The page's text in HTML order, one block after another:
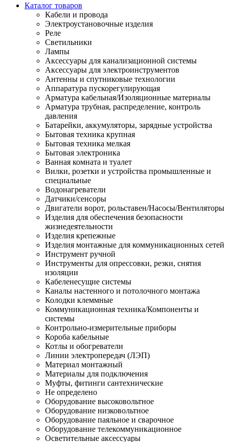
Каталог товаров
Кабели и провода
Электроустановочные изделия
Реле
Светильники
Лампы
Аксессуары для канализационной системы
Аксессуары для электроинструментов
Антенны и спутниковые технологии
Аппаратура пускорегулирующая
Арматура кабельная/Изоляционные материалы
Арматура трубная, распределение, контроль
давления
Батарейки, аккумуляторы, зарядные устройства
Бытовая техника крупная
Бытовая техника мелкая
Бытовая электроника
Ванная комната и туалет
Вилки, розетки и устройства промышленные и
специальные
Водонагреватели
Датчики/сенсоры
Двигатели ворот, рольставен/Насосы/Вентиляторы
Изделия для обеспечения безопасности
жизнедеятельности
Изделия крепежные
Изделия монтажные для коммуникационных сетей
Инструмент ручной
Инструменты для опрессовки, резки, снятия
изоляции
Кабеленесущие системы
Каналы настенного и потолочного монтажа
Колодки клеммные
Коммуникационная техника/Компоненты и
системы
Контрольно-измерительные приборы
Короба кабельные
Котлы и обогреватели
Линии электропередач (ЛЭП)
Материал монтажный
Материалы для подключения
Муфты, фитинги сантехнические
Не определено
Оборудование высоковольтное
Оборудование низковольтное
Оборудование паяльное и сварочное
Оборудование телекоммуникационное
Осветительные аксессуары